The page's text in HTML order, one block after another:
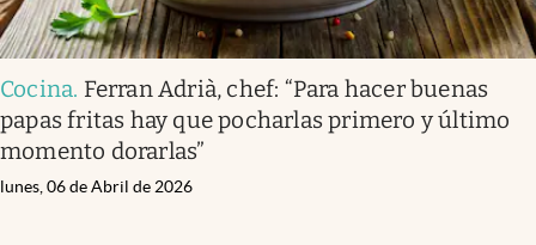
Cocina. Ferran Adrià, chef: “Para hacer buenas
papas fritas hay que pocharlas primero y último
momento dorarlas”
lunes, 06 de Abril de 2026